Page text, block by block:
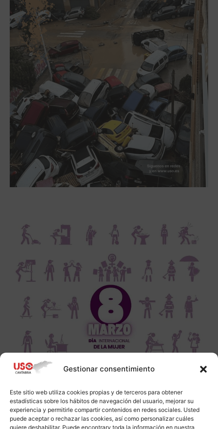
Gestionar consentimiento
Este sitio web utiliza cookies propias y de terceros para obtener
estadísticas sobre los hábitos de navegación del usuario, mejorar su
experiencia y permitirle compartir contenidos en redes sociales. Usted
puede aceptar o rechazar las cookies, así como personalizar cuáles
quiere deshabilitar. Puede encontrarv toda la información en nuestra